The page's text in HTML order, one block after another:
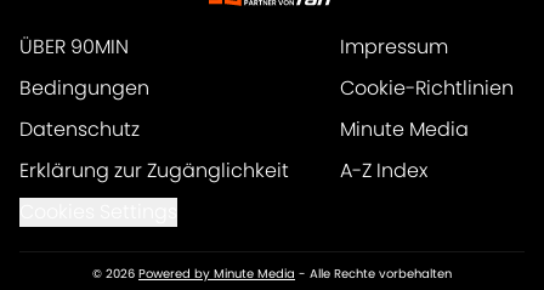
ÜBER 90MIN
Impressum
Bedingungen
Cookie-Richtlinien
Datenschutz
Minute Media
Erklärung zur Zugänglichkeit
A-Z Index
© 2026 Powered by Minute Media - Alle Rechte vorbehalten